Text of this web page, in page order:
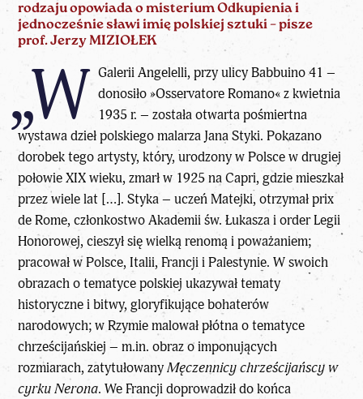
rodzaju opowiada o misterium Odkupienia i
jednocześnie sławi imię polskiej sztuki – pisze
prof. Jerzy MIZIOŁEK
„W Galerii Angelelli, przy ulicy Babbuino 41 –
donosiło »Osservatore Romano« z kwietnia
1935 r. – została otwarta pośmiertna
wystawa dzieł polskiego malarza Jana Styki. Pokazano
dorobek tego artysty, który, urodzony w Polsce w drugiej
połowie XIX wieku, zmarł w 1925 na Capri, gdzie mieszkał
przez wiele lat […]. Styka – uczeń Matejki, otrzymał prix
de Rome, członkostwo Akademii św. Łukasza i order Legii
Honorowej, cieszył się wielką renomą i poważaniem;
pracował w Polsce, Italii, Francji i Palestynie. W swoich
obrazach o tematyce polskiej ukazywał tematy
historyczne i bitwy, gloryfikujące bohaterów
narodowych; w Rzymie malował płótna o tematyce
chrześcijańskiej – m.in. obraz o imponujących
rozmiarach, zatytułowanyMęczennicy chrześcijańscy w
cyrku Nerona. We Francji doprowadził do końca